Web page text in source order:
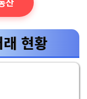
현황